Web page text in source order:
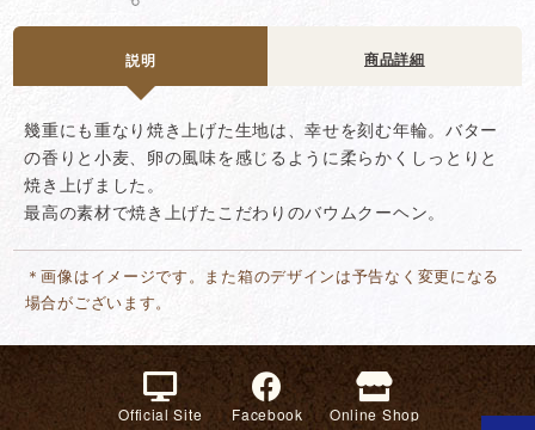
説明 商品詳細
幾重にも重なり焼き上げた生地は、幸せを刻む年輪。バター
の香りと小麦、卵の風味を感じるように柔らかくしっとりと
焼き上げました。
最高の素材で焼き上げたこだわりのバウムクーヘン。
＊画像はイメージです。また箱のデザインは予告なく変更になる
場合がございます。
Official Site Facebook Online Shop